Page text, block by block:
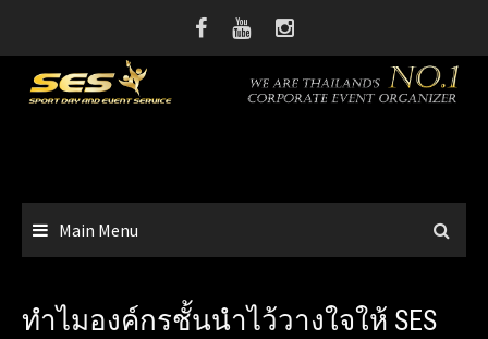
Main Menu
ทำไมองค์กรชั้นนำไว้วางใจให้ SES